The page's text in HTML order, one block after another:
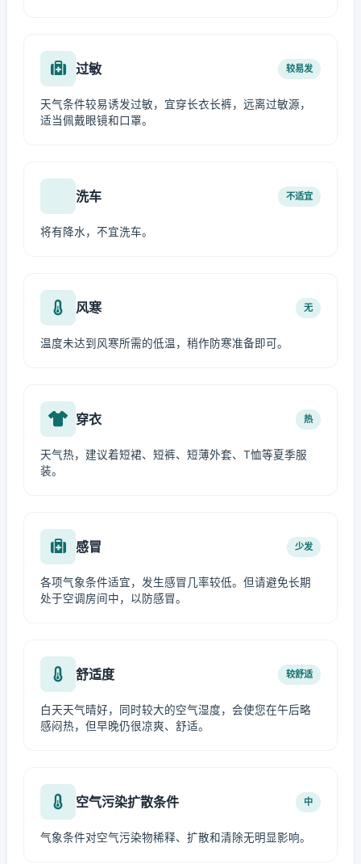
过敏 较易发
天气条件较易诱发过敏，宜穿长衣长裤，远离过敏源，
适当佩戴眼镜和口罩。
洗车 不适宜
将有降水，不宜洗车。
风寒 无
温度未达到风寒所需的低温，稍作防寒准备即可。
穿衣 热
天气热，建议着短裙、短裤、短薄外套、T恤等夏季服
装。
感冒 少发
各项气象条件适宜，发生感冒几率较低。但请避免长期
处于空调房间中，以防感冒。
舒适度 较舒适
白天天气晴好，同时较大的空气湿度，会使您在午后略
感闷热，但早晚仍很凉爽、舒适。
空气污染扩散条件 中
气象条件对空气污染物稀释、扩散和清除无明显影响。